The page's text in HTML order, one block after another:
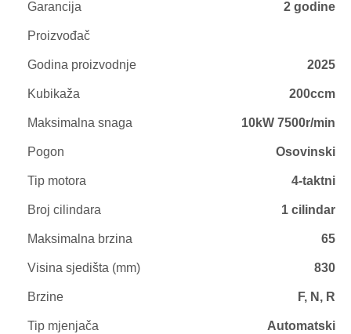
Garancija 2 godine
Proizvođač
Godina proizvodnje 2025
Kubikaža 200ccm
Maksimalna snaga 10kW 7500r/min
Pogon Osovinski
Tip motora 4-taktni
Broj cilindara 1 cilindar
Maksimalna brzina 65
Visina sjedišta (mm) 830
Brzine F, N, R
Tip mjenjača Automatski